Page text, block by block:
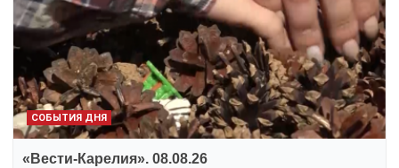
СОБЫТИЯ ДНЯ
«Вести-Карелия». 08.08.26